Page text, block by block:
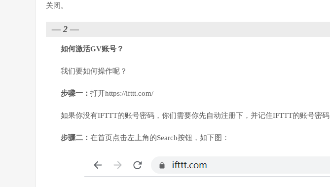
关闭。
— 2 —
如何激活GV账号？
我们要如何操作呢？
步骤一： 打开https://ifttt.com/
如果你没有IFTTT的账号密码，你们需要你先自动注册下，并记住IFTTT的账号密码
步骤二： 在首页点击左上角的Search按钮，如下图：